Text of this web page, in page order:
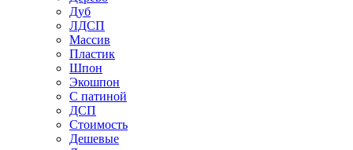
Дуб
ЛДСП
Массив
Пластик
Шпон
Экошпон
С патиной
ДСП
Стоимость
Дешевые